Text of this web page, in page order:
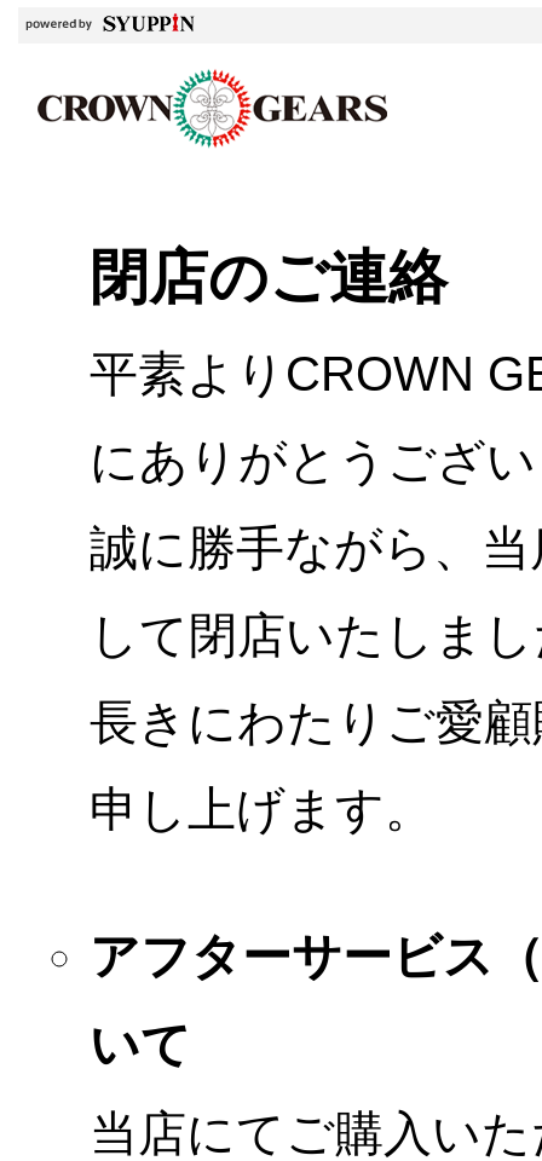
閉店のご連絡
平素よりCROWN
にありがとうござ
誠に勝手ながら、
して閉店いたしま
長きにわたりご愛
申し上げます。
アフターサービス
いて
当店にてご購入い